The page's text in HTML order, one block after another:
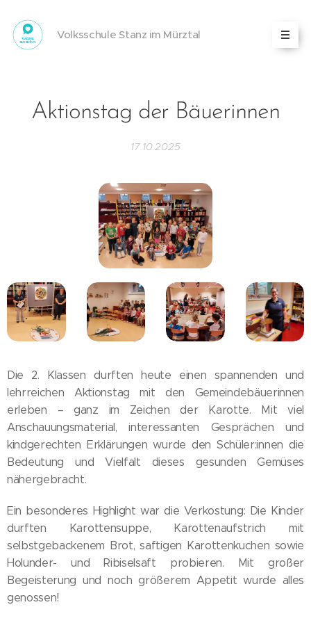
Volksschule Stanz im Mürztal
Aktionstag der Bäuerinnen
17.10.2025
Die 2. Klassen durften heute einen spannenden und
lehrreichen Aktionstag mit den Gemeindebäuerinnen
erleben – ganz im Zeichen der Karotte. Mit viel
Anschauungsmaterial, interessanten Gesprächen und
kindgerechten Erklärungen wurde den Schüler:innen die
Bedeutung und Vielfalt dieses gesunden Gemüses
nähergebracht.
Ein besonderes Highlight war die Verkostung: Die Kinder
durften Karottensuppe, Karottenaufstrich mit
selbstgebackenem Brot, saftigen Karottenkuchen sowie
Holunder- und Ribiselsaft probieren. Mit großer
Begeisterung und noch größerem Appetit wurde alles
genossen!